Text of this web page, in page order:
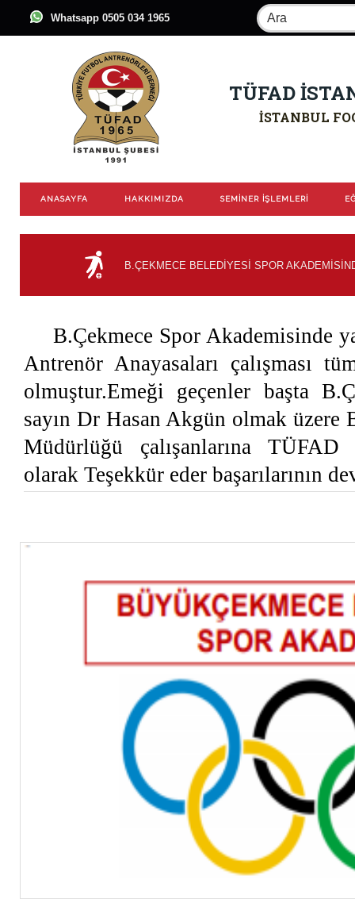
Whatsapp 0505 034 1965
TÜFAD
İSTANBUL
ANASAYFA HAKKIMIZDA SEMİNER İŞLEMLERİ
B.ÇEKMECE BELEDİYESİ SPOR
B.Çekmece Spor Akademisinde
Antrenör Anayasaları çalışması
olmuştur.Emeği geçenler başta
sayın Dr Hasan Akgün olmak üzere
Müdürlüğü çalışanlarına
olarak Teşekkür eder başarılarının